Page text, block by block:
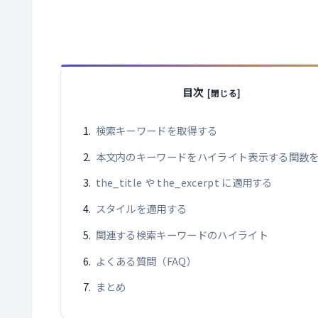
目次
検索キーワードを取得する
本文内のキーワードをハイライト表示する関数
the_title や the_excerpt に適用する
スタイルを適用する
関連する検索キーワードのハイライト
よくある質問（FAQ）
まとめ